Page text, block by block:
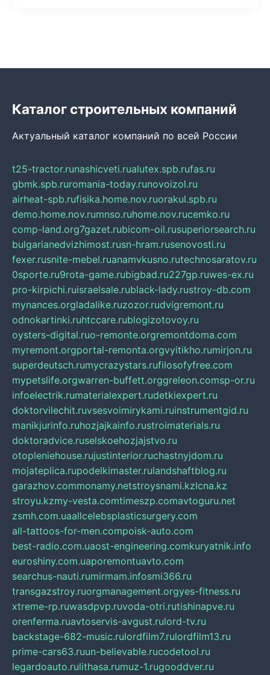
Каталог строительных компаний
Актуальный каталог компаний по всей России
t25-tractor.runashicveti.rualutex.spb.rufas.ru
gbmk.spb.ruromania-today.runovoizol.ru
airheat-spb.rufisika.home.nov.ruorakul.spb.ru
demo.home.nov.rumnso.ruhome.nov.rucemko.ru
comp-land.org7gazet.rubicom-oil.rusuperiorsearch.ru
bulgarianedvizhimost.rusn-hram.rusenovosti.ru
fexer.rusnite-mebel.ruanamvkusno.rutechnosaratov.ru
0sporte.ru9rota-game.rubigbad.ru227gp.ruwes-ex.ru
pro-kirpichi.ruisraelsale.rublack-lady.rustroy-db.com
mynances.orgladalike.ruzozor.rudvigremont.ru
odnokartinki.ruhtccare.rublogizotovoy.ru
oysters-digital.ruo-remonte.orgremontdoma.com
myremont.orgportal-remonta.orgvyitikho.rumirjon.ru
superdeutsch.rumycrazystars.rufilosofyfree.com
mypetslife.orgwarren-buffett.orggreleon.comsp-or.ru
infoelectrik.rumaterialexpert.rudetkiexpert.ru
doktorvilechit.ruvsesvoimirykami.ruinstrumentgid.ru
manikjurinfo.ruhozjajkainfo.rustroimaterials.ru
doktoradvice.ruselskoehozjajstvo.ru
otopleniehouse.rujustinterior.ruchastnyjdom.ru
mojateplica.rupodelkimaster.rulandshaftblog.ru
garazhov.commonamy.netstroysnami.kzlcna.kz
stroyu.kzmy-vesta.comtimeszp.comavtoguru.net
zsmh.com.uaallcelebsplasticsurgery.com
all-tattoos-for-men.compoisk-auto.com
best-radio.com.uaost-engineering.comkuryatnik.info
euroshiny.com.uaporemontuavto.com
searchus-nauti.rumirmam.infosmi366.ru
transgazstroy.ruorgmanagement.orgyes-fitness.ru
xtreme-rp.ruwasdpvp.ruvoda-otri.rutishinapve.ru
orenferma.ruavtoservis-avgust.rulord-tv.ru
backstage-682-music.rulordfilm7.rulordfilm13.ru
prime-cars63.ruun-believable.rucodetool.ru
legardoauto.rulithasa.rumuz-1.rugooddver.ru